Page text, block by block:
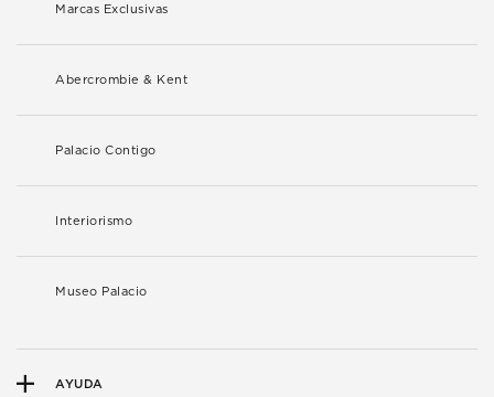
Marcas Exclusivas
Abercrombie & Kent
Palacio Contigo
Interiorismo
Museo Palacio
AYUDA